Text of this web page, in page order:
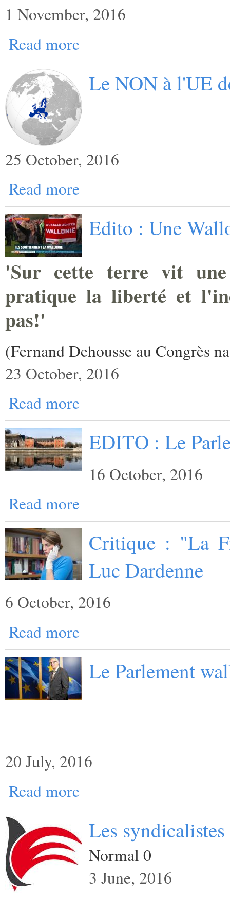
1 November, 2016
Read more
Le NON à l'UE
25 October, 2016
Read more
Edito : Une
'Sur cette terre vit une
pratique la liberté et
pas!'
(Fernand Dehousse au Congrès
23 October, 2016
Read more
EDITO : Le
16 October, 2016
Read more
Critique : "La
Luc Dardenne
6 October, 2016
Read more
Le Parlement
20 July, 2016
Read more
Les
Normal 0
3 June, 2016